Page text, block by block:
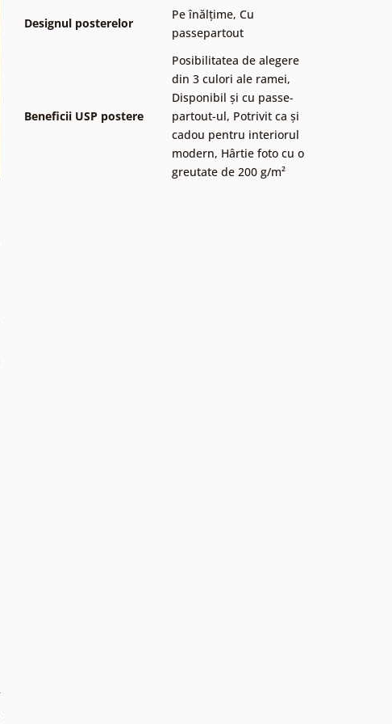
Designul posterelor
Pe înălțime, Cu
passepartout
Beneficii USP postere
Posibilitatea de alegere
din 3 culori ale ramei,
Disponibil și cu passe-
partout-ul, Potrivit ca și
cadou pentru interiorul
modern, Hârtie foto cu o
greutate de 200 g/m²